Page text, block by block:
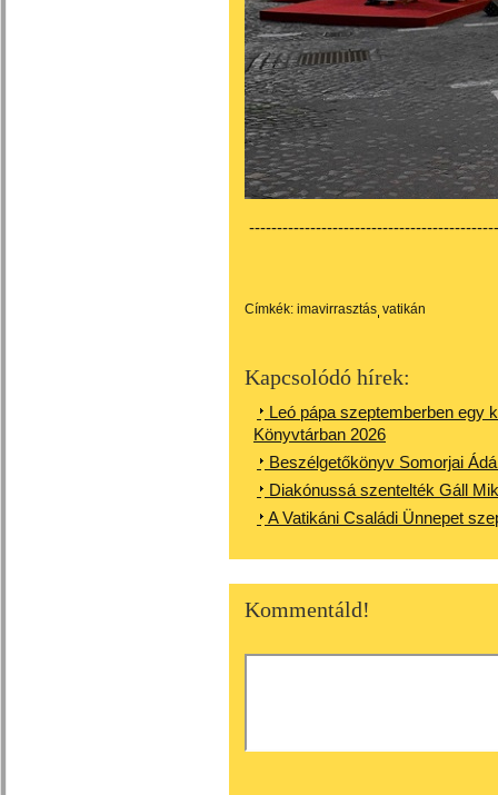
Címkék: imavirrasztás vatikán
Kapcsolódó hírek:
Leó pápa szeptemberben egy
Könyvtárban 2026
Beszélgetőkönyv Somorjai
Diakónussá szentelték Gáll
A Vatikáni Családi Ünnepet
Kommentáld!